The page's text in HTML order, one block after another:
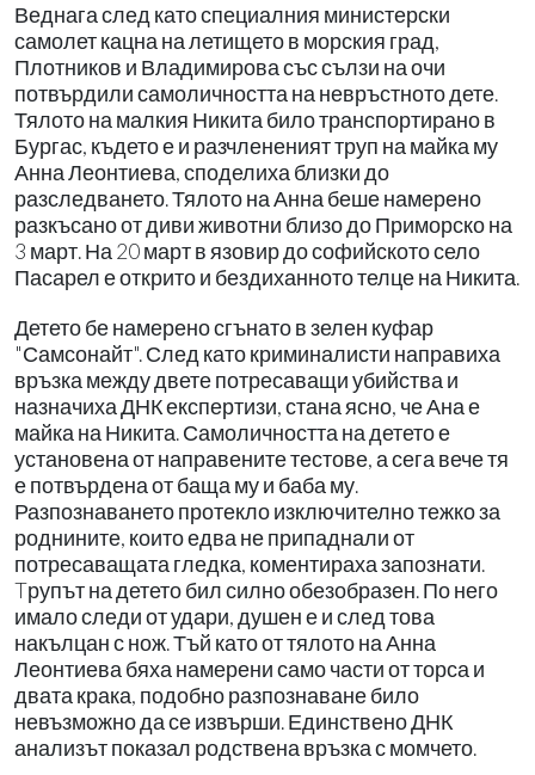
Веднага след като специалния министерски
самолет кацна на летището в морския град,
Плотников и Владимирова със сълзи на очи
потвърдили самоличността на невръстното дете.
Тялото на малкия Никита било транспортирано в
Бургас, където е и разчлененият труп на майка му
Анна Леонтиева, споделиха близки до
разследването. Тялото на Анна беше намерено
разкъсано от диви животни близо до Приморско на
3 март. На 20 март в язовир до софийското село
Пасарел е открито и бездиханното телце на Никита.
Детето бе намерено сгънато в зелен куфар
"Самсонайт". След като криминалисти направиха
връзка между двете потресаващи убийства и
назначиха ДНК експертизи, стана ясно, че Ана е
майка на Никита. Самоличността на детето е
установена от направените тестове, а сега вече тя
е потвърдена от баща му и баба му.
Разпознаването протекло изключително тежко за
роднините, които едва не припаднали от
потресаващата гледка, коментираха запознати.
Tрупът на детето бил силно обезобразен. По него
имало следи от удари, душен е и след това
накълцан с нож. Тъй като от тялото на Анна
Леонтиева бяха намерени само части от торса и
двата крака, подобно разпознаване било
невъзможно да се извърши. Единствено ДНК
анализът показал родствена връзка с момчето.